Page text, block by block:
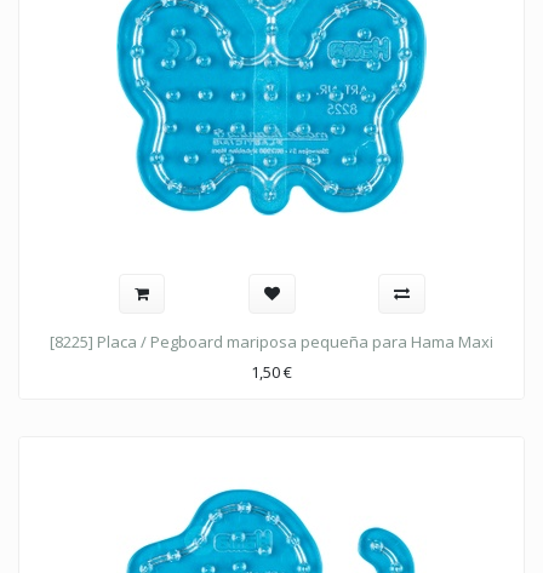
[8225] Placa / Pegboard mariposa pequeña para Hama Maxi
1,50€